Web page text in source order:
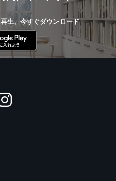
生、今すぐダウンロード